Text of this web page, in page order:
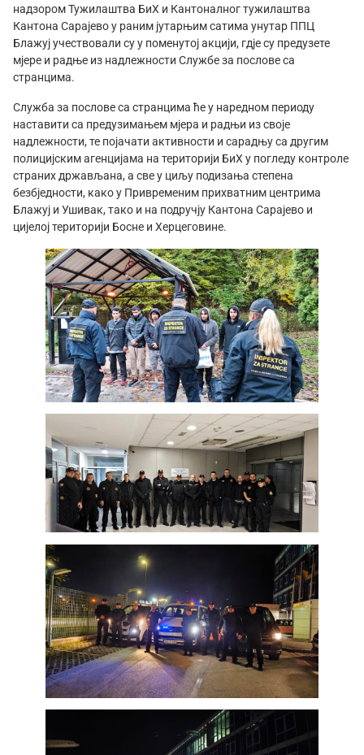
надзором Тужилаштва БиХ и Кантоналног тужилаштва
Кантона Сарајево у раним јутарњим сатима унутар ППЦ
Блажуј учествовали су у поменутој акцији, гдје су предузете
мјере и радње из надлежности Службе за послове са
странцима.
Служба за послове са странцима ће у наредном периоду
наставити са предузимањем мјера и радњи из своје
надлежности, те појачати активности и сарадњу са другим
полицијским агенцијама на територији БиХ у погледу контроле
страних држављана, а све у циљу подизања степена
безбједности, како у Привременим прихватним центрима
Блажуј и Ушивак, тако и на подручју Кантона Сарајево и
цијелој територији Босне и Херцеговине.